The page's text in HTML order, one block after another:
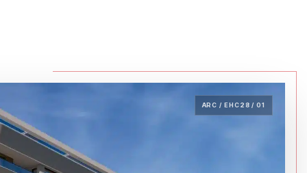
ARC / EHC28 / 01